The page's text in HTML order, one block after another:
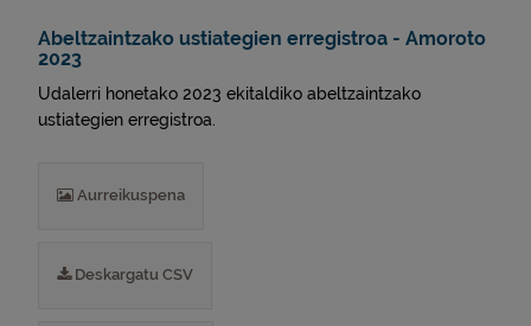
Abeltzaintzako ustiategien erregistroa - Amoroto
2023
Udalerri honetako 2023 ekitaldiko abeltzaintzako
ustiategien erregistroa.
Aurreikuspena
Deskargatu CSV